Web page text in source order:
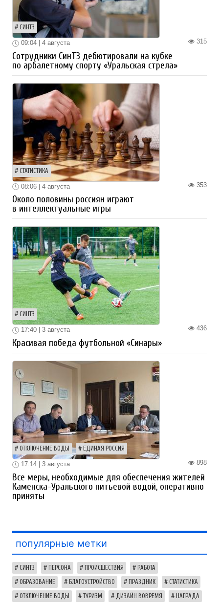
СИНТЗ
315
09:04 | 4 августа
Сотрудники СинТЗ дебютировали на кубке
по арбалетному спорту «Уральская стрела»
СТАТИСТИКА
353
08:06 | 4 августа
Около половины россиян играют
в интеллектуальные игры
СИНТЗ
436
17:40 | 3 августа
Красивая победа футбольной «Синары»
ОТКЛЮЧЕНИЕ ВОДЫ ЕДИНАЯ РОССИЯ
898
17:14 | 3 августа
Все меры, необходимые для обеспечения жителей
Каменска-Уральского питьевой водой, оперативно
приняты
популярные метки
СИНТЗ ПЕРСОНА ПРОИСШЕСТВИЯ РАБОТА
ОБРАЗОВАНИЕ БЛАГОУСТРОЙСТВО ПРАЗДНИК СТАТИСТИКА
ОТКЛЮЧЕНИЕ ВОДЫ ТУРИЗМ ДИЗАЙН ВОВРЕМЯ НАГРАДА